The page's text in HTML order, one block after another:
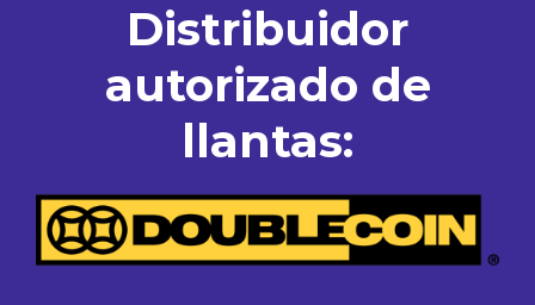
Distribuidor
autorizado de
llantas: